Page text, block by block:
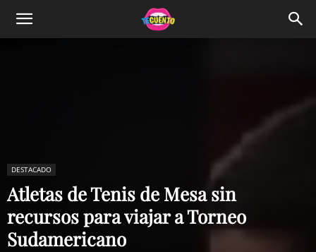
DESTACADO
Atletas de Tenis de Mesa sin
recursos para viajar a Torneo
Sudamericano